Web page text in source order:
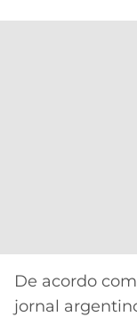
De acordo
jornal